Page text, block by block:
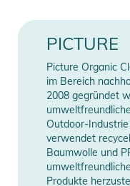
PICTURE
Picture Organic
im Bereich
2008 gegründet
Outdoor-
verwendet
Baumwolle und
Produkte